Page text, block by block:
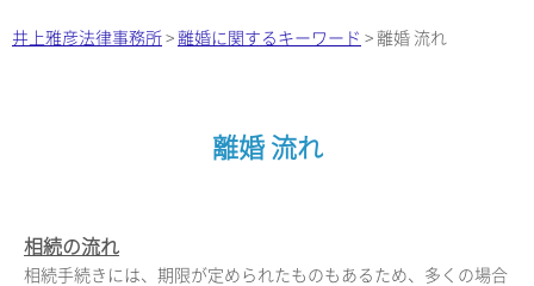
井上雅彦法律事務所>離婚に関するキーワード > 離婚 流れ
離婚 流れ
相続の流れ
相続手続きには、期限が定められたものもあるため、多くの場合